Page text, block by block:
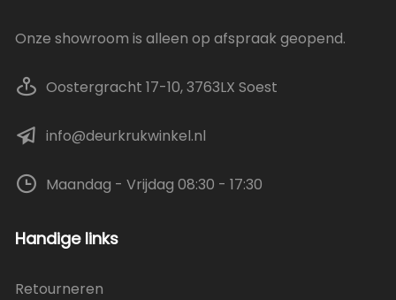
Onze showroom is alleen op afspraak geopend.
Oostergracht 17-10, 3763LX Soest
info@deurkrukwinkel.nl
Maandag - Vrijdag 08:30 - 17:30
Handige links
Retourneren